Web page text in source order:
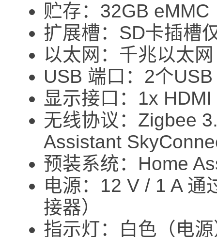
贮存：32GB eMMC
扩展槽：SD卡插槽
以太网：千兆以太网
USB 端口：2个
显示接口：1x
无线协议：Zigbee
Assistant
预装系统：Home
电源：12 V / 1 A 通
接器）
指示灯：白色（电